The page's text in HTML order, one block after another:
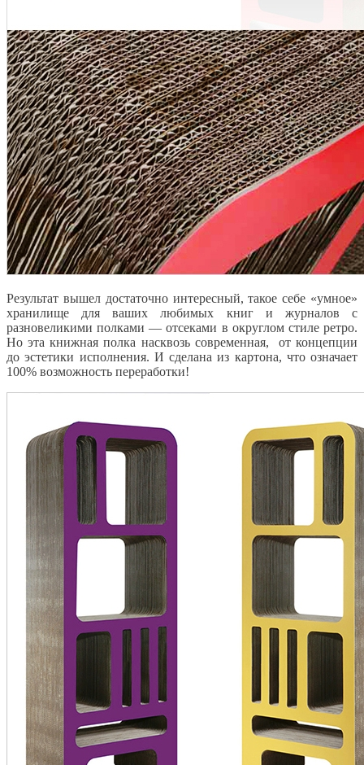
Результат вышел достаточно интересный, такое себе «умное»
хранилище для ваших любимых книг и журналов с
разновеликими полками — отсеками в округлом стиле ретро.
Но эта книжная полка насквозь современная, от концепции
до эстетики исполнения. И сделана из картона, что означает
100% возможность переработки!